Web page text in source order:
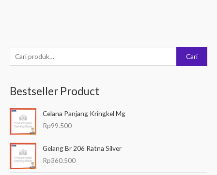
e
c
a
u
Cari
Bestseller Product
Celana Panjang Kringkel Mg
Rp99.500
Gelang Br 206 Ratna Silver
Rp360.500